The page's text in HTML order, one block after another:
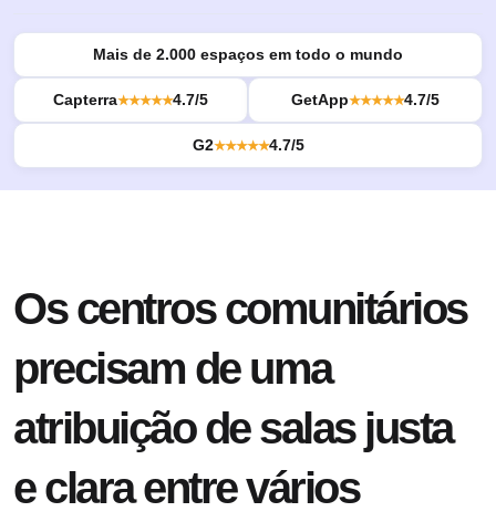
Mais de 2.000 espaços em todo o mundo
Capterra★★★★★4.7/5 GetApp★★★★★4.7/5
G2★★★★★4.7/5
Os centros comunitários
precisam de uma
atribuição de salas justa
e clara entre vários